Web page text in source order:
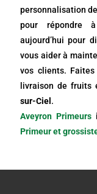
personnalisation
pour répondre
aujourd’hui pour
vous aider à
vos clients.
livraison de fruits
sur-Ciel .
Aveyron Primeurs
Primeur et